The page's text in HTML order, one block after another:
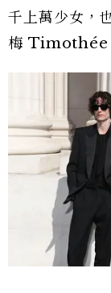
千上萬少女，
梅 Timothée